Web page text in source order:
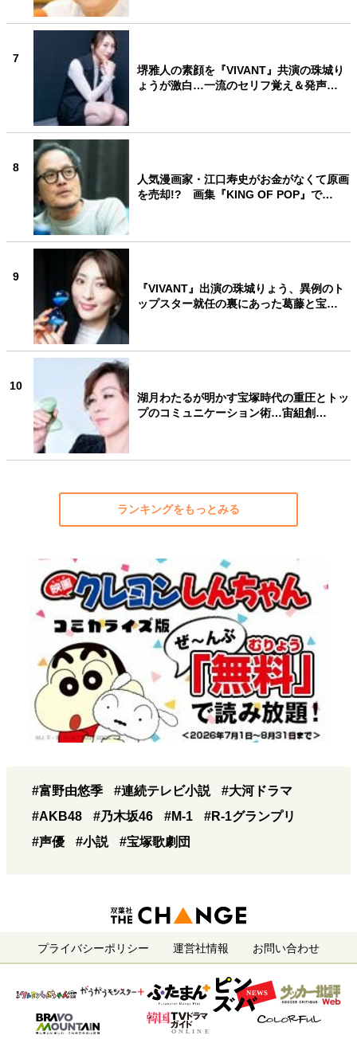
7
堺雅人の素顔を『VIVANT』共演の珠城り
ょうが激白…一流のセリフ覚え＆発声…
8
人気漫画家・江口寿史がお金がなくて原画
を売却!? 画集『KING OF POP』で…
9
『VIVANT』出演の珠城りょう、異例のト
ップスター就任の裏にあった葛藤と宝…
10
湖月わたるが明かす宝塚時代の重圧とトッ
プのコミュニケーション術…宙組創…
ランキングをもっとみる
#富野由悠季 #連続テレビ小説
#大河ドラマ
#AKB48
#乃木坂46 #M-1
#R-1グランプリ
#声優
#小説 #宝塚歌劇団
プライバシーポリシー 運営社情報 お問い合わせ